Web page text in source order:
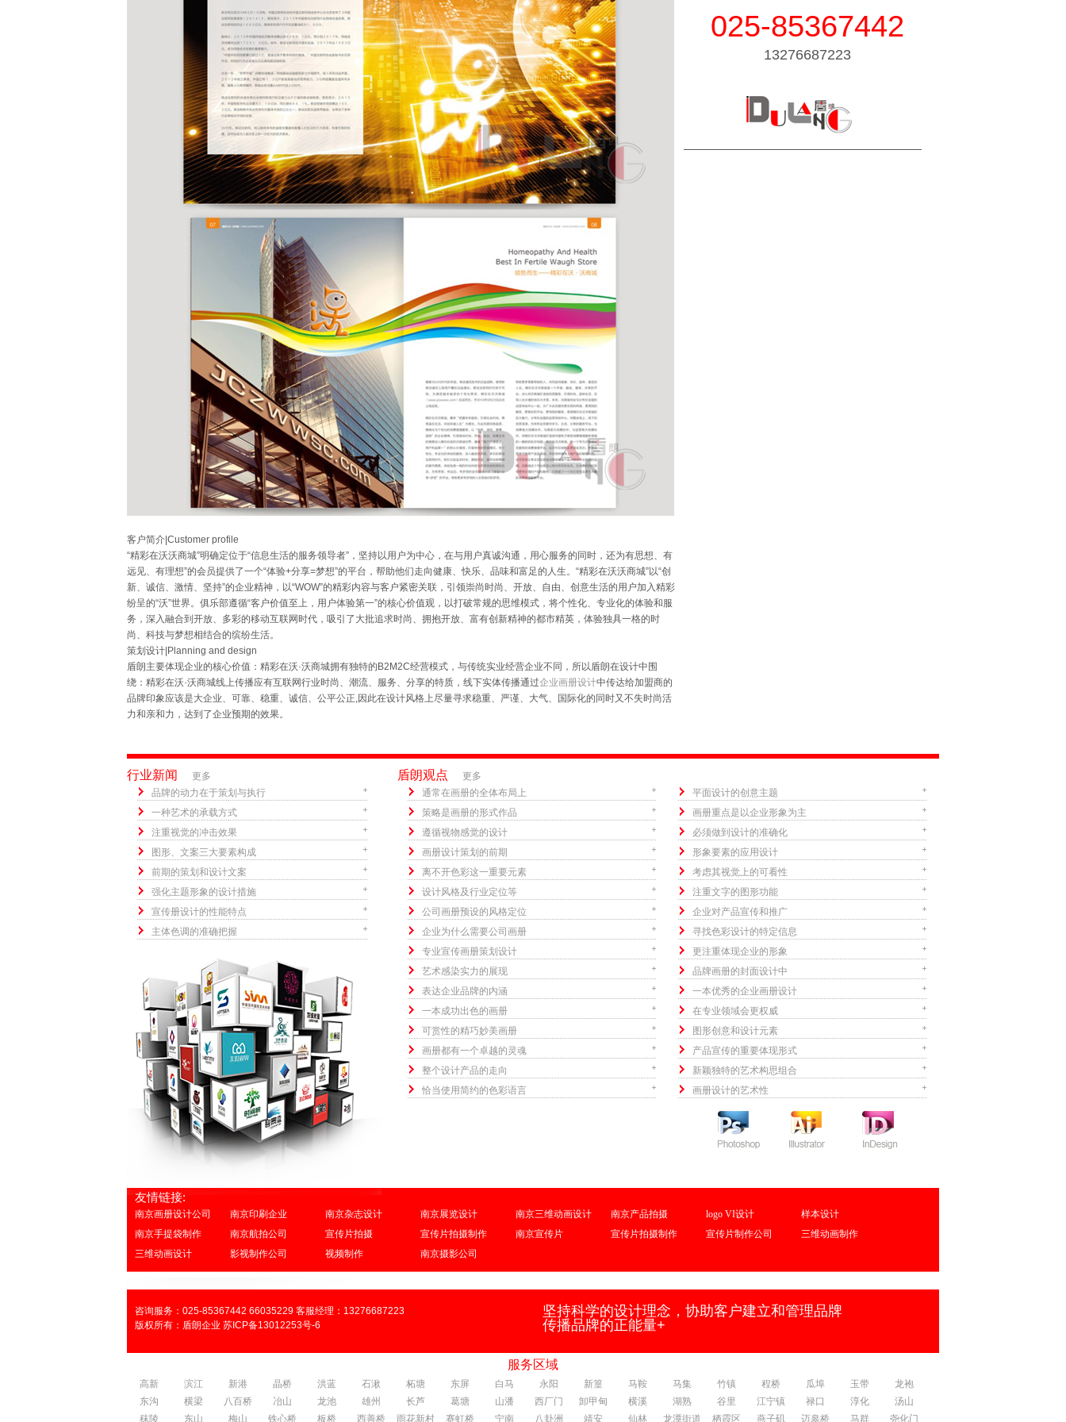
客户简介|Customer profile
“精彩在沃沃商城”明确定位于“信息生活的服务领导者”，坚持以用户为中心，在与用户真诚沟通，用心服务的同时，还为有思想、有
远见、有理想”的会员提供了一个“体验+分享=梦想”的平台，帮助他们走向健康、快乐、品味和富足的人生。“精彩在沃沃商城”以“创
新、诚信、激情、坚持”的企业精神，以“WOW”的精彩内容与客户紧密关联，引领崇尚时尚、开放、自由、创意生活的用户加入精彩
纷呈的“沃”世界。俱乐部遵循“客户价值至上，用户体验第一”的核心价值观，以打破常规的思维模式，将个性化、专业化的体验和服
务，深入融合到开放、多彩的移动互联网时代，吸引了大批追求时尚、拥抱开放、富有创新精神的都市精英，体验独具一格的时
尚、科技与梦想相结合的缤纷生活。
策划设计|Planning and design
盾朗主要体现企业的核心价值：精彩在沃·沃商城拥有独特的B2M2C经营模式，与传统实业经营企业不同，所以盾朗在设计中围
绕：精彩在沃·沃商城线上传播应有互联网行业时尚、潮流、服务、分享的特质，线下实体传播通过企业画册设计中传达给加盟商的
品牌印象应该是大企业、可靠、稳重、诚信、公平公正,因此在设计风格上尽量寻求稳重、严谨、大气、国际化的同时又不失时尚活
力和亲和力，达到了企业预期的效果。
025-85367442
13276687223
行业新闻
更多
品牌的动力在于策划与执行
一种艺术的承载方式
注重视觉的冲击效果
图形、文案三大要素构成
前期的策划和设计文案
强化主题形象的设计措施
宣传册设计的性能特点
主体色调的准确把握
盾朗观点
更多
通常在画册的全体布局上
平面设计的创意主题
策略是画册的形式作品
画册重点是以企业形象为主
遵循视物感觉的设计
必须做到设计的准确化
画册设计策划的前期
形象要素的应用设计
离不开色彩这一重要元素
考虑其视觉上的可看性
设计风格及行业定位等
注重文字的图形功能
公司画册预设的风格定位
企业对产品宣传和推广
企业为什么需要公司画册
寻找色彩设计的特定信息
专业宣传画册策划设计
更注重体现企业的形象
艺术感染实力的展现
品牌画册的封面设计中
表达企业品牌的内涵
一本优秀的企业画册设计
一本成功出色的画册
在专业领域会更权威
可赏性的精巧妙美画册
图形创意和设计元素
画册都有一个卓越的灵魂
产品宣传的重要体现形式
整个设计产品的走向
新颖独特的艺术构思组合
恰当使用简约的色彩语言
画册设计的艺术性
友情链接:
南京画册设计公司 南京印刷企业 南京杂志设计 南京展览设计 南京三维动画设计 南京产品拍摄 logo VI设计
样本设计
南京手提袋制作
南京航拍公司 宣传片拍摄 宣传片拍摄制作 南京宣传片 宣传片拍摄制作 宣传片制作公司
三维动画制作
三维动画设计
影视制作公司 视频制作 南京摄影公司
咨询服务：025-85367442 66035229 客服经理：13276687223
版权所有：盾朗企业 苏ICP备13012253号-6
坚持科学的设计理念，协助客户建立和管理品牌
传播品牌的正能量+
服务区域
高新 滨江 新港 晶桥 洪蓝 石湫 柘塘 东屏 白马 永阳 新篁 马鞍 马集 竹镇 程桥 瓜埠 玉带
龙袍
东沟
横梁 八百桥 冶山 龙池 雄州 长芦 葛塘 山潘 西厂门 卸甲甸 横溪 湖熟 谷里 江宁镇 禄口 淳化
汤山
秣陵
东山 梅山 铁心桥 板桥 西善桥 雨花新村 赛虹桥 宁南 八卦洲 靖安 仙林 龙潭街道 栖霞区 燕子矶 迈皋桥 马群 尧化门